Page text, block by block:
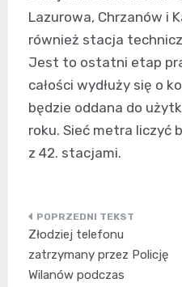
Lazurowa, Chrzanów i
również stacja
Jest to ostatni etap
całości wydłuży się o
będzie oddana do
roku. Sieć metra liczyć
z 42. stacjami.
Nawigacja
wpisu
Złodziej telefonu
zatrzymany przez Policję
Wilanów podczas